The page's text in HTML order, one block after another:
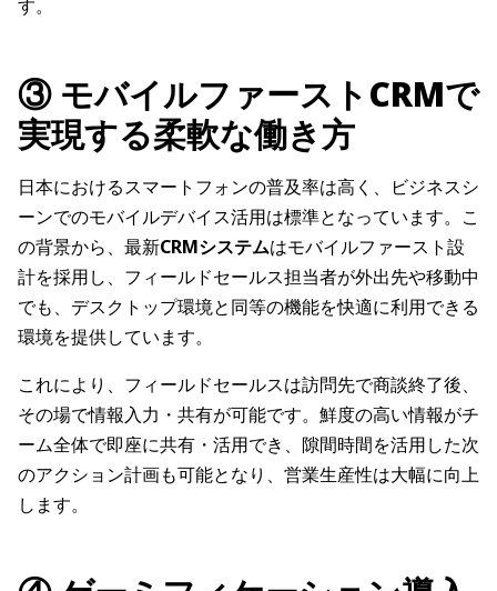
す。
③ モバイルファーストCRMで
実現する柔軟な働き方
日本におけるスマートフォンの普及率は高く、ビジネスシ
ーンでのモバイルデバイス活用は標準となっています。こ
の背景から、最新CRMシステムはモバイルファースト設
計を採用し、フィールドセールス担当者が外出先や移動中
でも、デスクトップ環境と同等の機能を快適に利用できる
環境を提供しています。
これにより、フィールドセールスは訪問先で商談終了後、
その場で情報入力・共有が可能です。鮮度の高い情報がチ
ーム全体で即座に共有・活用でき、隙間時間を活用した次
のアクション計画も可能となり、営業生産性は大幅に向上
します。